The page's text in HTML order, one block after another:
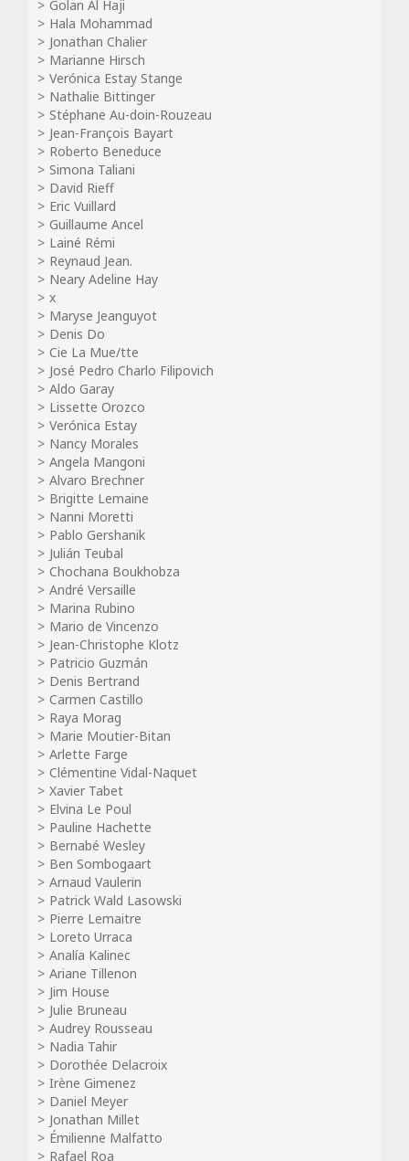
Golan Al Haji
Hala Mohammad
Jonathan Chalier
Marianne Hirsch
Verónica Estay Stange
Nathalie Bittinger
Stéphane Au-doin-Rouzeau
Jean-François Bayart
Roberto Beneduce
Simona Taliani
David Rieff
Eric Vuillard
Guillaume Ancel
Lainé Rémi
Reynaud Jean.
Neary Adeline Hay
x
Maryse Jeanguyot
Denis Do
Cie La Mue/tte
José Pedro Charlo Filipovich
Aldo Garay
Lissette Orozco
Verónica Estay
Nancy Morales
Angela Mangoni
Alvaro Brechner
Brigitte Lemaine
Nanni Moretti
Pablo Gershanik
Julián Teubal
Chochana Boukhobza
André Versaille
Marina Rubino
Mario de Vincenzo
Jean-Christophe Klotz
Patricio Guzmán
Denis Bertrand
Carmen Castillo
Raya Morag
Marie Moutier-Bitan
Arlette Farge
Clémentine Vidal-Naquet
Xavier Tabet
Elvina Le Poul
Pauline Hachette
Bernabé Wesley
Ben Sombogaart
Arnaud Vaulerin
Patrick Wald Lasowski
Pierre Lemaitre
Loreto Urraca
Analía Kalinec
Ariane Tillenon
Jim House
Julie Bruneau
Audrey Rousseau
Nadia Tahir
Dorothée Delacroix
Irène Gimenez
Daniel Meyer
Jonathan Millet
Émilienne Malfatto
Rafael Roa